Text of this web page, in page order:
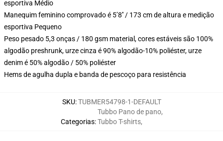
esportiva Médio
Manequim feminino comprovado é 5’8′′ / 173 cm de altura e medição
esportiva Pequeno
Peso pesado 5,3 onças / 180 gsm material, cores estáveis são 100%
algodão preshrunk, urze cinza é 90% algodão-10% poliéster, urze
denim é 50% algodão / 50% poliéster
Hems de agulha dupla e banda de pescoço para resistência
SKU:TUBMER54798-1-DEFAULT
Categorias:
Tubbo Pano de pano,
Tubbo T-shirts,